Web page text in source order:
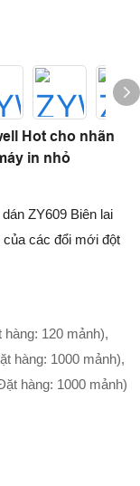
Hot cho nhãn
in nhỏ
ZY609 Biên lai
các đổi mới đột
120 mảnh),
hàng: 1000 mảnh),
hàng: 1000 mảnh)